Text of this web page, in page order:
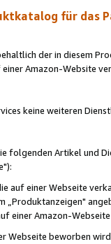
für das
der in diesem
Amazon-Website
keine weiteren
folgenden Artikel und
auf einer Webseite
„Produktanzeigen"
einer Amazon-
Webseite beworben